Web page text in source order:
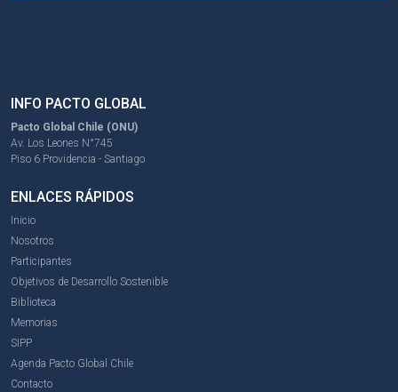
INFO PACTO GLOBAL
Pacto Global Chile (ONU)
Av. Los Leones N°745
Piso 6 Providencia - Santiago
ENLACES RÁPIDOS
Inicio
Nosotros
Participantes
Objetivos de Desarrollo Sostenible
Biblioteca
Memorias
SIPP
Agenda Pacto Global Chile
Contacto